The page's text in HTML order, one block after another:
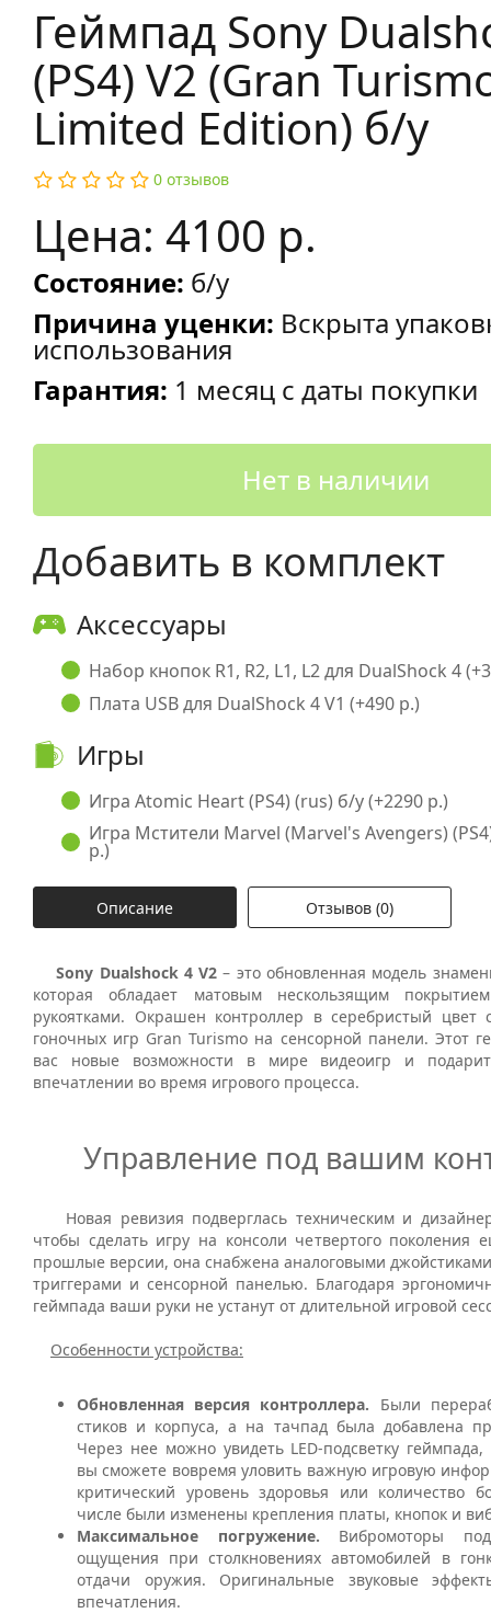
Геймпад Sony
(PS4) V2 (Gran
Limited Edition) б/у
0 отзывов
Цена: 4100 р.
Состояние: б/у
Причина уценки: Вскрыта
использования
Гарантия: 1 месяц с даты покупки
Нет в наличии
Добавить в комплект
Аксессуары
Набор кнопок R1, R2, L1, L2 для DualShock 4
Плата USB для DualShock 4 V1 (+490 р.)
Игры
Игра Atomic Heart (PS4) (rus) б/у (+2290 р.)
Игра Мстители Marvel (Marvel's Avengers)
р.)
Описание Отзывов (0)
Sony Dualshock4V2– это обновленная модель
которая обладает матовым нескользящим
рукоятками. Окрашен контроллер в серебристый цвет
гоночных игр Gran Turismo на сенсорной панели. Этот
вас новые возможности в мире видеоигр и
впечатлении во время игрового процесса.
Управление под вашим
Новая ревизия подверглась техническим и
чтобы сделать игру на консоли четвертого поколения
прошлые версии, она снабжена аналоговыми
триггерами и сенсорной панелью. Благодаря
геймпада ваши руки не устанут от длительной игровой
Особенности устройства:
Обновленная версия контроллера. Были
стиков и корпуса, а на тачпад была добавлена
Через нее можно увидеть LED-подсветку геймпада,
вы сможете вовремя уловить важную игровую
критический уровень здоровья или количество
числе были изменены крепления платы, кнопок и
Максимальное погружение. Вибромоторы
ощущения при столкновениях автомобилей в
отдачи оружия. Оригинальные звуковые
впечатления.